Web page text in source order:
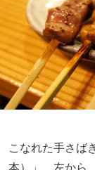
こなれた手さば
本）」。左から